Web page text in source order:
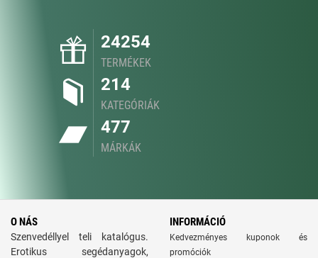
24254
TERMÉKEK
214
KATEGÓRIÁK
477
MÁRKÁK
O NÁS
Szenvedéllyel teli katalógus.
Erotikus segédanyagok,
INFORMÁCIÓ
Kedvezményes kuponok és
promóciók